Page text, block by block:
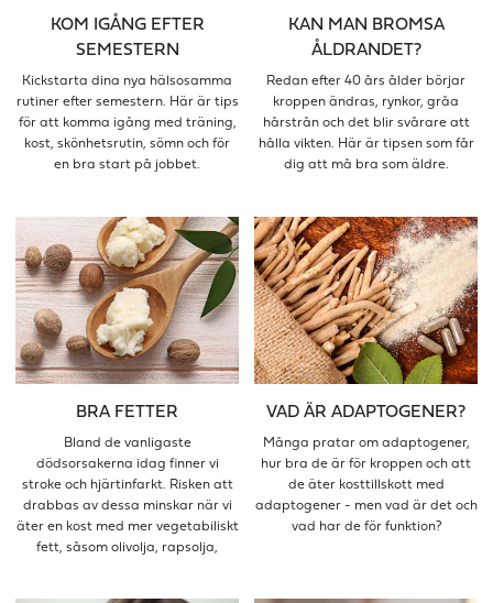
KOM IGÅNG EFTER
SEMESTERN
Kickstarta dina nya hälsosamma
rutiner efter semestern. Här är tips
för att komma igång med träning,
kost, skönhetsrutin, sömn och för
en bra start på jobbet.
KAN MAN BROMSA
ÅLDRANDET?
Redan efter 40 års ålder börjar
kroppen ändras, rynkor, gråa
hårstrån och det blir svårare att
hålla vikten. Här är tipsen som får
dig att må bra som äldre.
BRA FETTER
Bland de vanligaste
dödsorsakerna idag finner vi
stroke och hjärtinfarkt. Risken att
drabbas av dessa minskar när vi
äter en kost med mer vegetabiliskt
fett, såsom olivolja, rapsolja,
VAD ÄR ADAPTOGENER?
Många pratar om adaptogener,
hur bra de är för kroppen och att
de äter kosttillskott med
adaptogener - men vad är det och
vad har de för funktion?